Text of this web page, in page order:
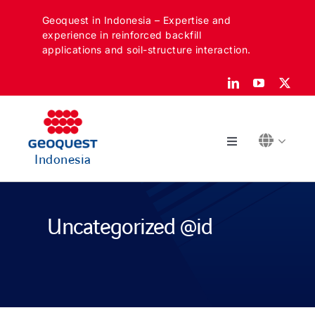
Geoquest in Indonesia – Expertise and
experience in reinforced backfill
applications and soil-structure interaction.
Indonesia
Toggle
Sektor kamiUncategorized @id